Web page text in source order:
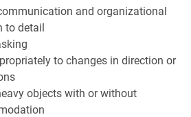
and organizational
to detail
to changes in direction or
objects with or without